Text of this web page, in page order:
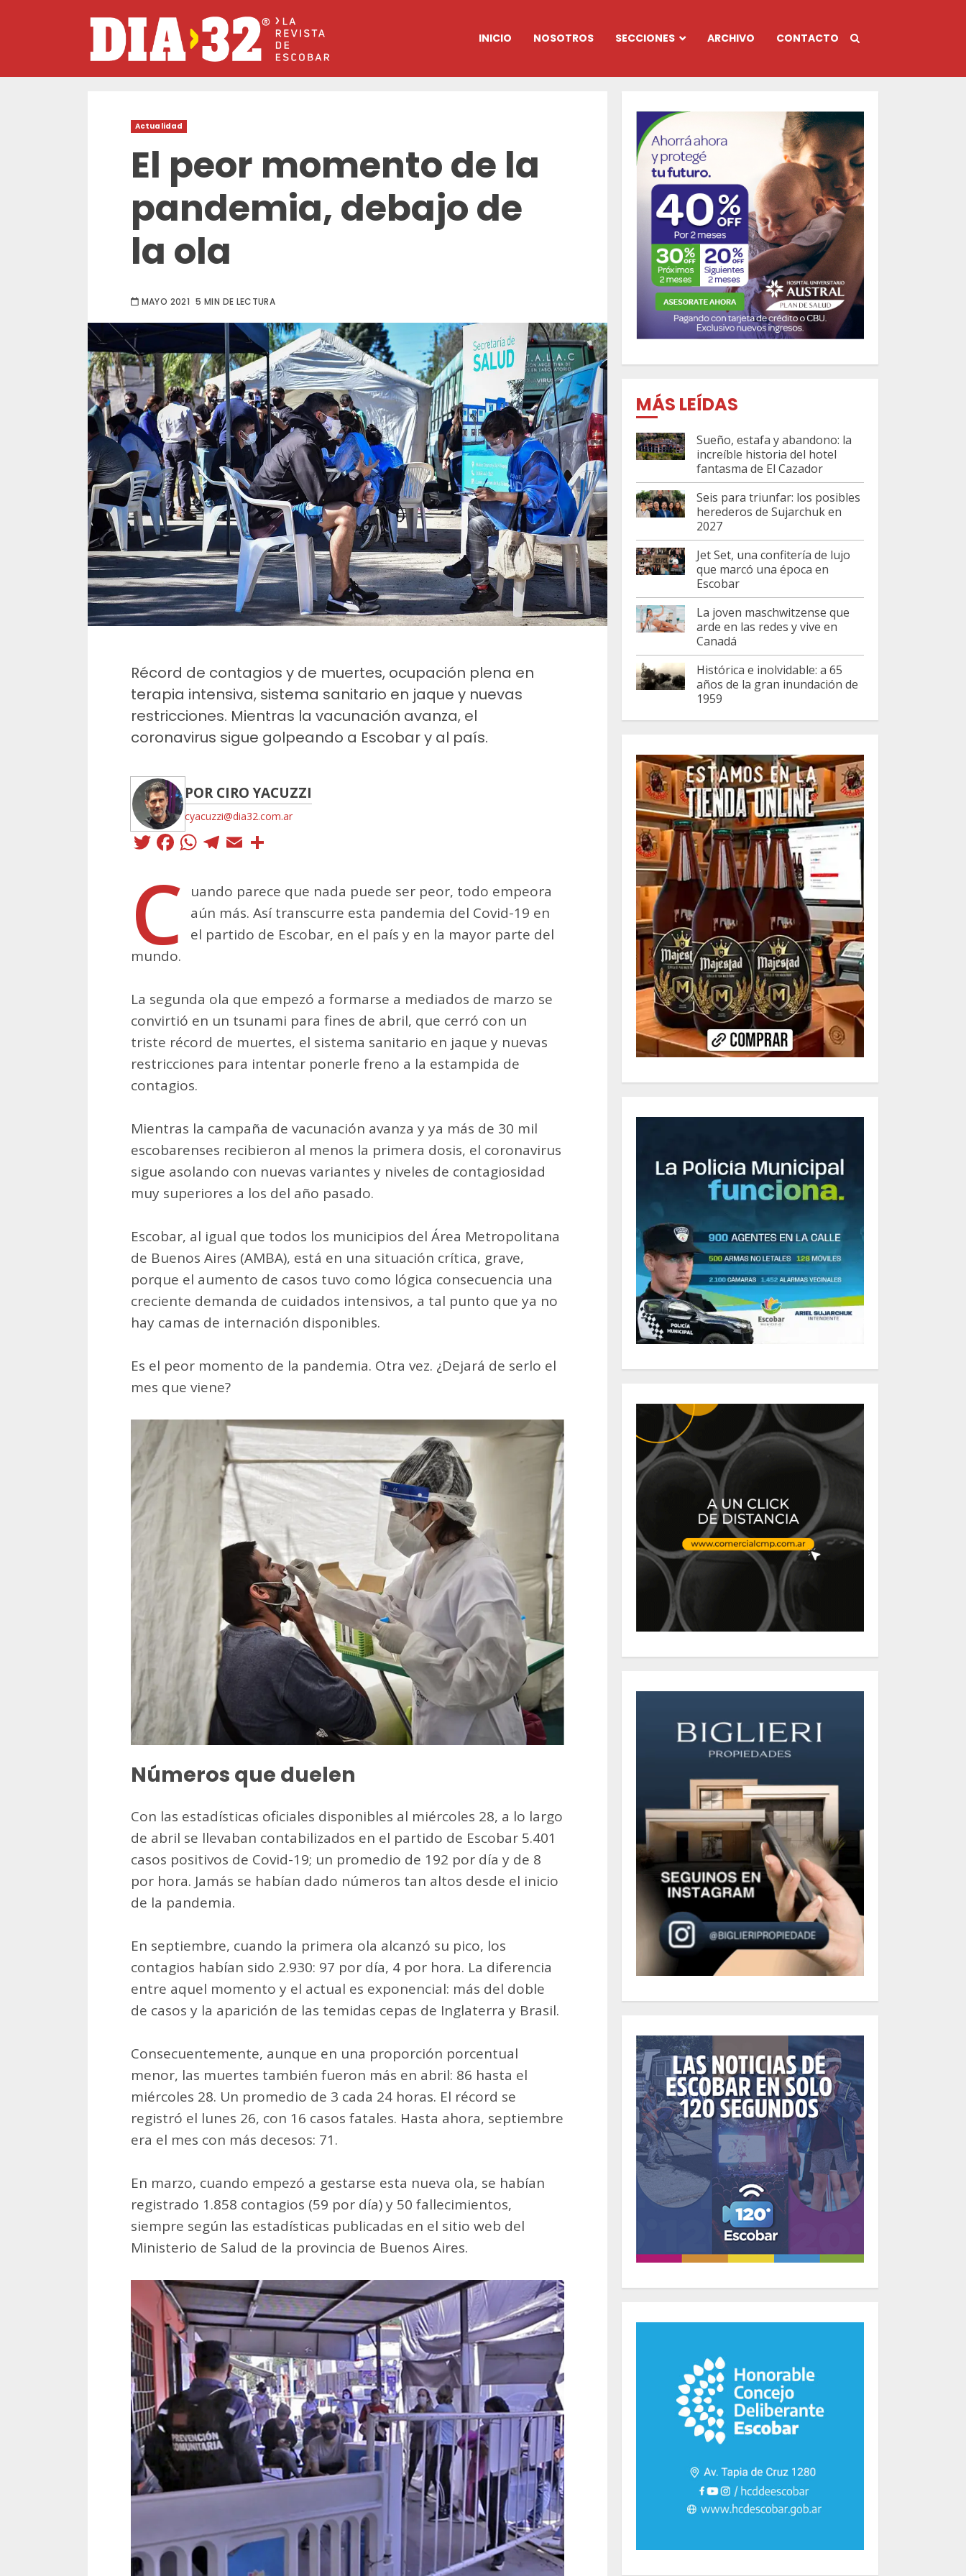
INICIO NOSOTROS SECCIONES ARCHIVO CONTACTO
Actualidad
El peor momento de la
pandemia, debajo de
la ola
MAYO 2021 5 MIN DE LECTURA
Récord de contagios y de muertes, ocupación plena en
terapia intensiva, sistema sanitario en jaque y nuevas
restricciones. Mientras la vacunación avanza, el
coronavirus sigue golpeando a Escobar y al país.
POR CIRO YACUZZI
cyacuzzi@dia32.com.ar
Twitter
Facebook
WhatsApp
Telegram
Email
C
uando parece que nada puede ser peor, todo empeora
aún más. Así transcurre esta pandemia del Covid-19 en
el partido de Escobar, en el país y en la mayor parte del
mundo.
La segunda ola que empezó a formarse a mediados de marzo se
convirtió en un tsunami para fines de abril, que cerró con un
triste récord de muertes, el sistema sanitario en jaque y nuevas
restricciones para intentar ponerle freno a la estampida de
contagios.
Mientras la campaña de vacunación avanza y ya más de 30 mil
escobarenses recibieron al menos la primera dosis, el coronavirus
sigue asolando con nuevas variantes y niveles de contagiosidad
muy superiores a los del año pasado.
Escobar, al igual que todos los municipios del Área Metropolitana
de Buenos Aires (AMBA), está en una situación crítica, grave,
porque el aumento de casos tuvo como lógica consecuencia una
creciente demanda de cuidados intensivos, a tal punto que ya no
hay camas de internación disponibles.
Es el peor momento de la pandemia. Otra vez. ¿Dejará de serlo el
mes que viene?
Números que duelen
Con las estadísticas oficiales disponibles al miércoles 28, a lo largo
de abril se llevaban contabilizados en el partido de Escobar 5.401
casos positivos de Covid-19; un promedio de 192 por día y de 8
por hora. Jamás se habían dado números tan altos desde el inicio
de la pandemia.
En septiembre, cuando la primera ola alcanzó su pico, los
contagios habían sido 2.930: 97 por día, 4 por hora. La diferencia
entre aquel momento y el actual es exponencial: más del doble
de casos y la aparición de las temidas cepas de Inglaterra y Brasil.
Consecuentemente, aunque en una proporción porcentual
menor, las muertes también fueron más en abril: 86 hasta el
miércoles 28. Un promedio de 3 cada 24 horas. El récord se
registró el lunes 26, con 16 casos fatales. Hasta ahora, septiembre
era el mes con más decesos: 71.
En marzo, cuando empezó a gestarse esta nueva ola, se habían
registrado 1.858 contagios (59 por día) y 50 fallecimientos,
siempre según las estadísticas publicadas en el sitio web del
Ministerio de Salud de la provincia de Buenos Aires.
MÁS LEÍDAS
Sueño, estafa y abandono: la
increíble historia del hotel
fantasma de El Cazador
Seis para triunfar: los posibles
herederos de Sujarchuk en
2027
Jet Set, una confitería de lujo
que marcó una época en
Escobar
La joven maschwitzense que
arde en las redes y vive en
Canadá
Histórica e inolvidable: a 65
años de la gran inundación de
1959